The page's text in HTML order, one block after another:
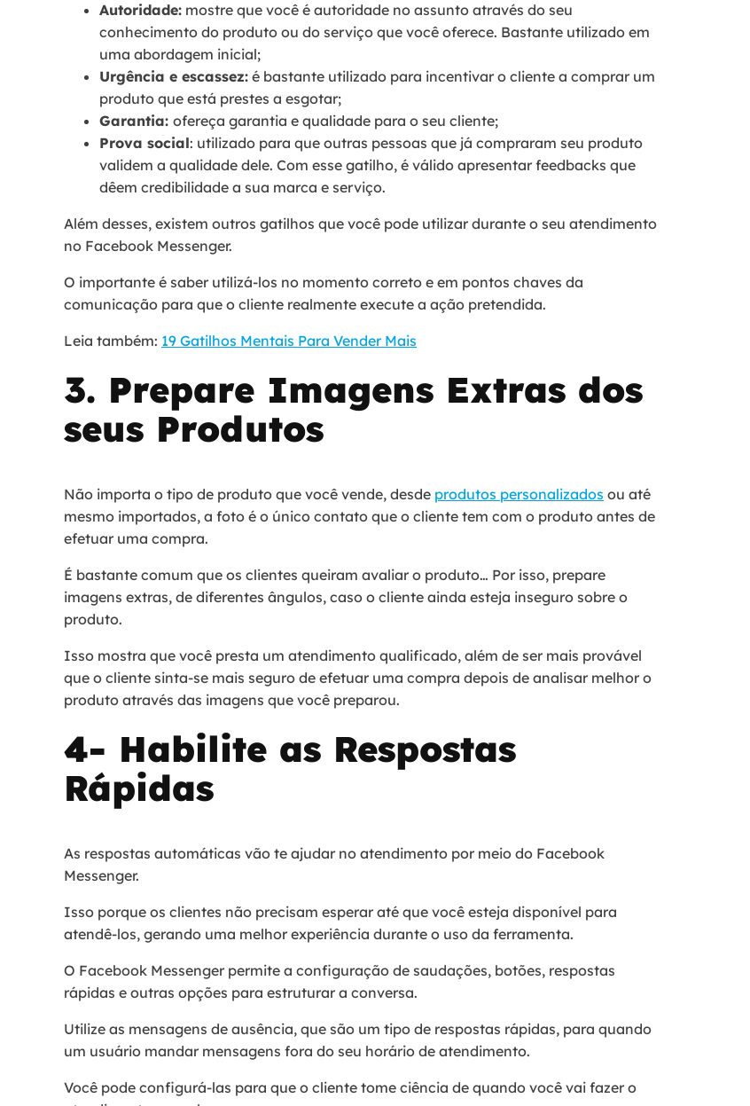
Autoridade: mostre que você é autoridade no assunto através do seu
conhecimento do produto ou do serviço que você oferece. Bastante utilizado em
uma abordagem inicial;
Urgência e escassez: é bastante utilizado para incentivar o cliente a comprar um
produto que está prestes a esgotar;
Garantia: ofereça garantia e qualidade para o seu cliente;
Prova social: utilizado para que outras pessoas que já compraram seu produto
validem a qualidade dele. Com esse gatilho, é válido apresentar feedbacks que
dêem credibilidade a sua marca e serviço.
Além desses, existem outros gatilhos que você pode utilizar durante o seu atendimento
no Facebook Messenger.
O importante é saber utilizá-los no momento correto e em pontos chaves da
comunicação para que o cliente realmente execute a ação pretendida.
Leia também: 19 Gatilhos Mentais Para Vender Mais
3. Prepare Imagens Extras dos
seus Produtos
Não importa o tipo de produto que você vende, desde produtos personalizados ou até
mesmo importados, a foto é o único contato que o cliente tem com o produto antes de
efetuar uma compra.
É bastante comum que os clientes queiram avaliar o produto… Por isso, prepare
imagens extras, de diferentes ângulos, caso o cliente ainda esteja inseguro sobre o
produto.
Isso mostra que você presta um atendimento qualificado, além de ser mais provável
que o cliente sinta-se mais seguro de efetuar uma compra depois de analisar melhor o
produto através das imagens que você preparou.
4- Habilite as Respostas
Rápidas
As respostas automáticas vão te ajudar no atendimento por meio do Facebook
Messenger.
Isso porque os clientes não precisam esperar até que você esteja disponível para
atendê-los, gerando uma melhor experiência durante o uso da ferramenta.
O Facebook Messenger permite a configuração de saudações, botões, respostas
rápidas e outras opções para estruturar a conversa.
Utilize as mensagens de ausência, que são um tipo de respostas rápidas, para quando
um usuário mandar mensagens fora do seu horário de atendimento.
Você pode configurá-las para que o cliente tome ciência de quando você vai fazer o